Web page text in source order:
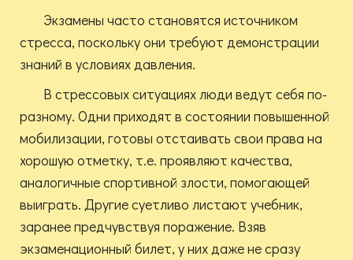
Экзамены часто становятся источником
стресса, поскольку они требуют демонстрации
знаний в условиях давления.
В стрессовых ситуациях люди ведут себя по-
разному. Одни приходят в состоянии повышенной
мобилизации, готовы отстаивать свои права на
хорошую отметку, т.е. проявляют качества,
аналогичные спортивной злости, помогающей
выиграть. Другие суетливо листают учебник,
заранее предчувствуя поражение. Взяв
экзаменационный билет, у них даже не сразу